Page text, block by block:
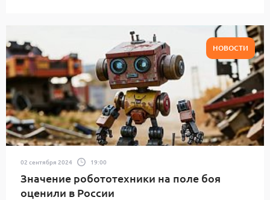
НОВОСТИ
02 сентября 2024 19:00
Значение робототехники на поле боя
оценили в России